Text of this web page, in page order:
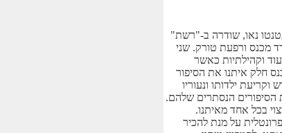
נאו, שודרה ב-"רשת"
מכנס ורפעת טורק. שני
וקהילתיות כאשר
חלק איתנו את הסיפור
ילדותו ונעוריו
הסיפורים הנסתרים שלהם.
בכל אחד מאיתנו.
על מנת להכיר